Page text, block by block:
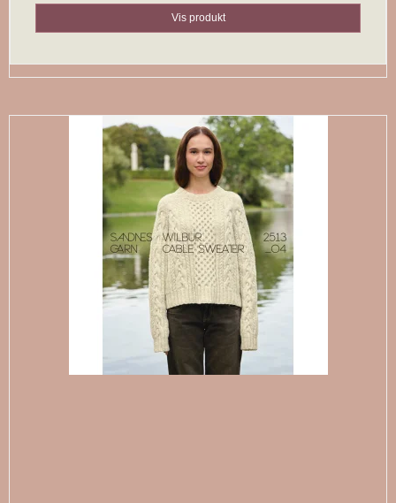
Vis produkt